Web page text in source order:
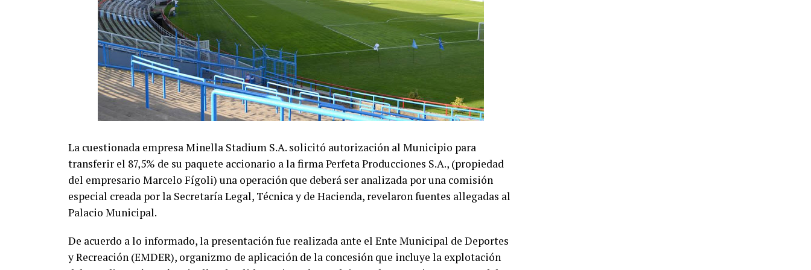
La cuestionada empresa Minella Stadium S.A. solicitó autorización al Municipio para
transferir el 87,5% de su paquete accionario a la firma Perfeta Producciones S.A., (propiedad
del empresario Marcelo Fígoli) una operación que deberá ser analizada por una comisión
especial creada por la Secretaría Legal, Técnica y de Hacienda, revelaron fuentes allegadas al
Palacio Municipal.
De acuerdo a lo informado, la presentación fue realizada ante el Ente Municipal de Deportes
y Recreación (EMDER), organizmo de aplicación de la concesión que incluye la explotación